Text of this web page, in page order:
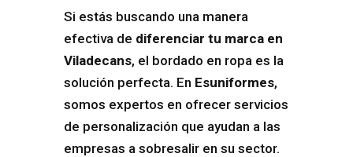
Si estás buscando una manera
efectiva de diferenciar tu marca en
Viladecans, el bordado en ropa es la
solución perfecta. En Esuniformes,
somos expertos en ofrecer servicios
de personalización que ayudan a las
empresas a sobresalir en su sector.